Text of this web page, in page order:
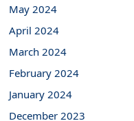
May 2024
April 2024
March 2024
February 2024
January 2024
December 2023